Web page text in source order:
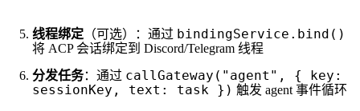
线程绑定 （可选）：通过 bindingService.bind()
将 ACP 会话绑定到 Discord/Telegram 线程
分发任务：通过 callGateway("agent", { key:
sessionKey, text: task }) 触发 agent 事件循环